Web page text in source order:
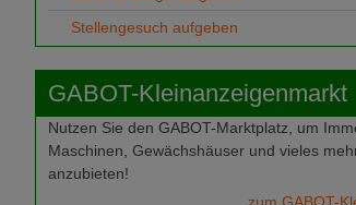
Stellengesuch aufgeben
GABOT-Kleinanzeigenmarkt
Nutzen Sie den GABOT-Marktplatz, um
Maschinen, Gewächshäuser und vieles
anzubieten!
zum GABOT-